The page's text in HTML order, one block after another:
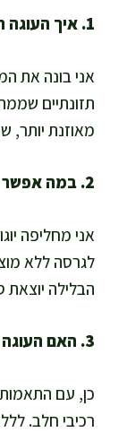
1. איך העוגה הזו נחשבת בריאה ומזינה בלי סוכר מעובד?
אני בונה את
תזונתיים
מאוזנת יותר,
2. במה אפשר להחליף את היוגורט לחלופה בריאה?
לגרסה ללא
הבלילה יוצאת סמיכה, אני מוסיפה
3. האם העוגה מתאימה לדיאטות מיוחדות כמו טבעוני או ללא גלוטן?
כן, עם התאמות
רכיבי חלב.